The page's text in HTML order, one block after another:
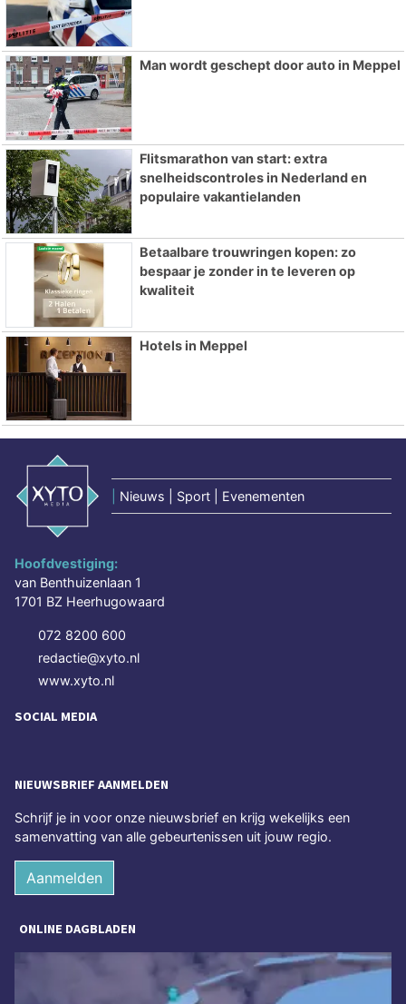
Man wordt geschept door auto in Meppel
Flitsmarathon van start: extra
snelheidscontroles in Nederland en
populaire vakantielanden
Betaalbare trouwringen kopen: zo
bespaar je zonder in te leveren op
kwaliteit
Hotels in Meppel
Nieuws | Sport | Evenementen
Hoofdvestiging:
van Benthuizenlaan 1
1701 BZ Heerhugowaard
072 8200 600
redactie@xyto.nl
www.xyto.nl
SOCIAL MEDIA
NIEUWSBRIEF AANMELDEN
Schrijf je in voor onze nieuwsbrief en krijg wekelijks een
samenvatting van alle gebeurtenissen uit jouw regio.
Aanmelden
ONLINE DAGBLADEN